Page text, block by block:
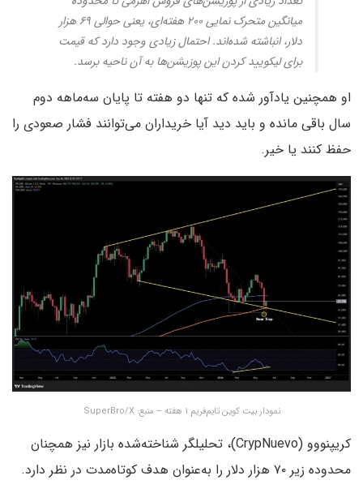
میانگین متحرک نمایی ۲۰۰ هفته‌ای، یعنی حوالی ۶۹ هزار
دلار، انباشته شده‌اند. احتمال زیادی وجود دارد که قیمت
برای لیکویید کردن این پوزیشن‌ها به آن ناحیه برسد.
او همچنین یادآور شده که تنها دو هفته تا پایان سه‌ماهه دوم
سال باقی مانده و باید دید آیا خریداران می‌توانند فشار صعودی را
حفظ کنند یا خیر.
نمودار بیت کوین تایم‌فریم ۱ هفته – منبع: SuperBro/X
کریپنووو (CrypNuevo)، تحلیلگر شناخته‌شده بازار نیز همچنان
محدوده زیر ۷۰ هزار دلار را به‌عنوان هدف کوتاه‌مدت در نظر دارد.